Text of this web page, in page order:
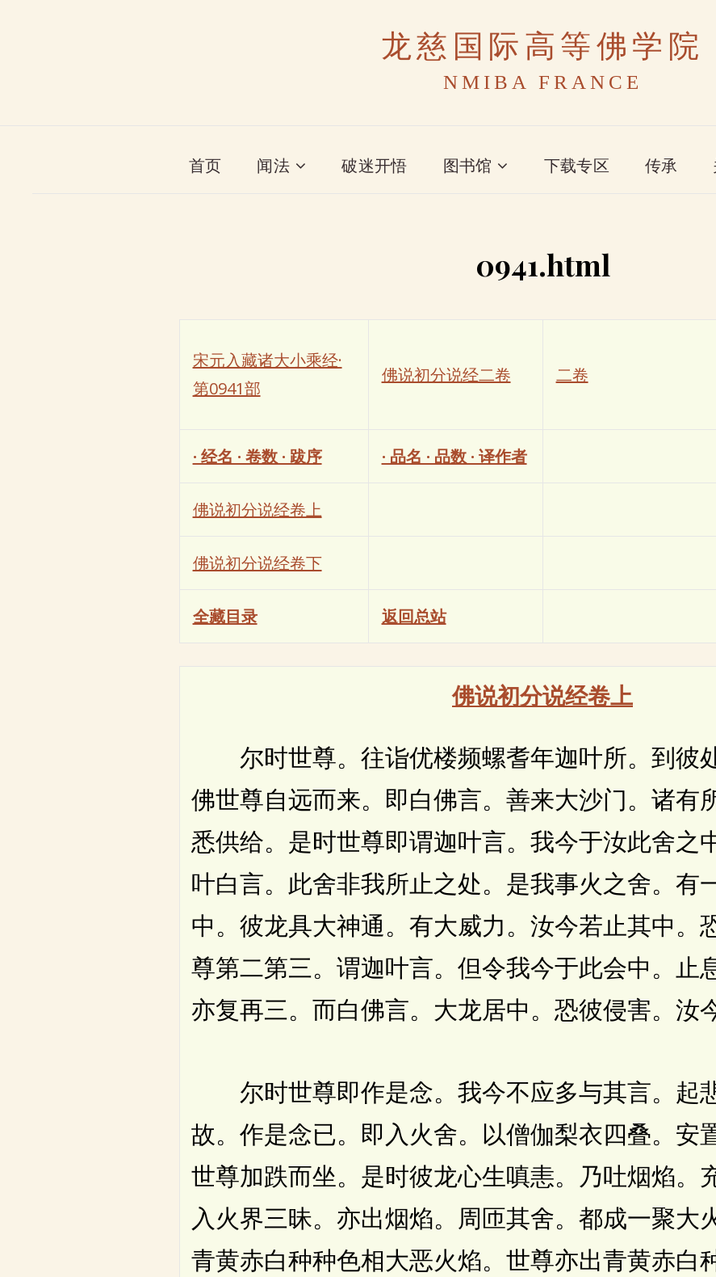
龙慈国际高等佛学院
NMIBA FRANCE
首页 闻法 破迷开悟 图书馆 下载专区 传承
0941.html
宋元入藏诸大小乘经·
第0941部
佛说初分说经二卷 二卷
· 经名 · 卷数 · 跋序 · 品名 · 品数 · 译作者
佛说初分说经卷上
佛说初分说经卷下
全藏目录 返回总站
佛说初分说经卷上
尔时世尊。往诣优楼频螺耆年迦叶所。到彼
佛世尊自远而来。即白佛言。善来大沙门。诸有
悉供给。是时世尊即谓迦叶言。我今于汝此舍之
叶白言。此舍非我所止之处。是我事火之舍。有
中。彼龙具大神通。有大威力。汝今若止其中。
尊第二第三。谓迦叶言。但令我今于此会中。止
亦复再三。而白佛言。大龙居中。恐彼侵害。汝
尔时世尊即作是念。我今不应多与其言。起
故。作是念已。即入火舍。以僧伽梨衣四叠。安
世尊加跌而坐。是时彼龙心生嗔恚。乃吐烟焰。
入火界三昧。亦出烟焰。周匝其舍。都成一聚大
青黄赤白种种色相大恶火焰。世尊亦出青黄赤白